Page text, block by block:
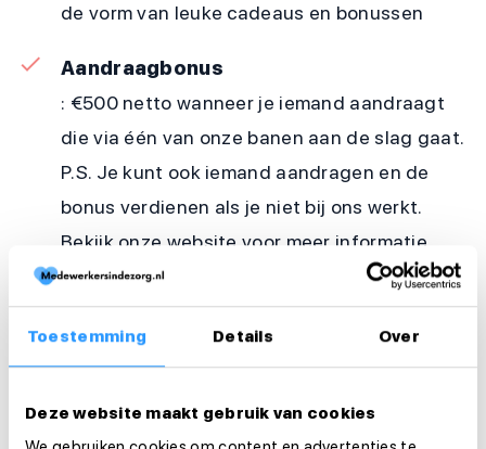
Toestemming Details Over
Deze website maakt gebruik van cookies
de vorm van leuke cadeaus en bonussen
Aandraagbonus
: €500 netto wanneer je iemand aandraagt
die via één van onze banen aan de slag gaat.
P.S. Je kunt ook iemand aandragen en de
bonus verdienen als je niet bij ons werkt.
Bekijk onze website voor meer informatie
Werkzaamheden